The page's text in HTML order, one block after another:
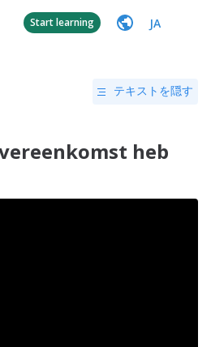
Start learning JA
テキストを隠す
heb